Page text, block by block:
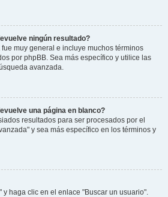
ningún resultado?
muy general e incluye muchos términos
por phpBB. Sea más específico y utilice las
avanzada.
una página en blanco?
resultados para ser procesados por el
y sea más específico en los términos y
y haga clic en el enlace "Buscar un usuario".